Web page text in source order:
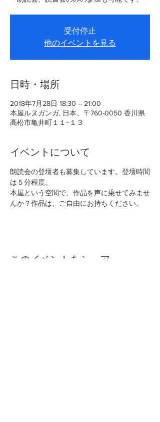
受付停止
他のイベントを見る
日時・場所
2018年7月28日 18:30 – 21:00
本屋ルヌガンガ, 日本、〒760-0050 香川県
高松市亀井町１１−１３
イベントについて
朗読会の登壇者も募集しています。登壇時間
は５分程度。
本屋という空間で、作品を声に乗せてみませ
んか？作品は、ご自由にお持ちください。
このイベントをシェア